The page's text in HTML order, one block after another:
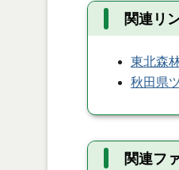
関連リ
東北森
秋田県
関連フ